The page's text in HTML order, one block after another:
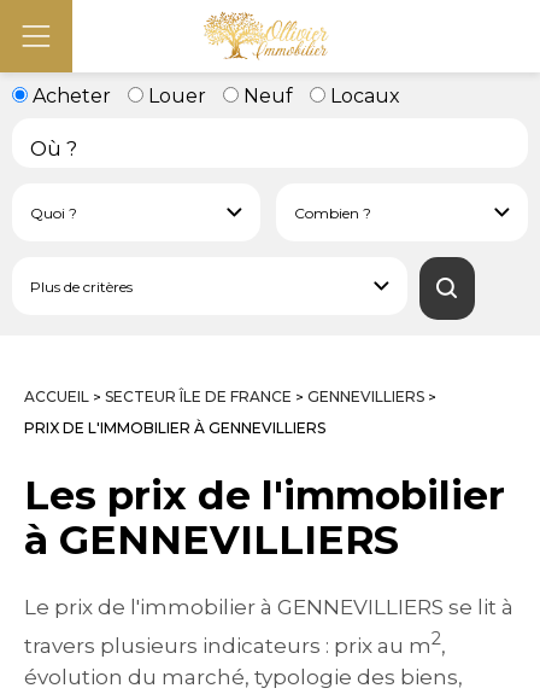
Acheter Louer Neuf Locaux
ACCUEIL > SECTEUR ÎLE DE FRANCE > GENNEVILLIERS >
PRIX DE L'IMMOBILIER À GENNEVILLIERS
Les prix de l'immobilier
à GENNEVILLIERS
Le prix de l'immobilier à GENNEVILLIERS se lit à
travers plusieurs indicateurs : prix au m2,
évolution du marché, typologie des biens,